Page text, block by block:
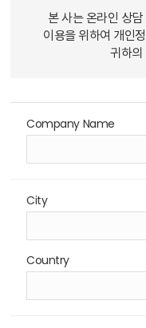
본 사는 온라인 상
이용을 위하여 개인
귀하의
Company Name
City
Country